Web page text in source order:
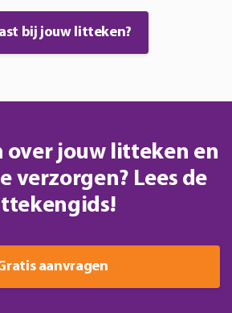
bij jouw litteken?
over jouw litteken en
verzorgen? Lees de
aanvragen